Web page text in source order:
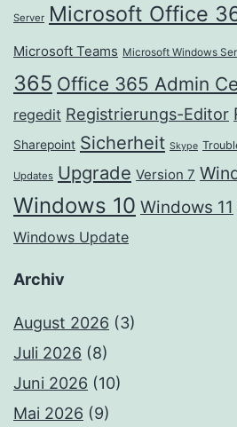
Server Microsoft Office
Microsoft Teams Microsoft Windows
365 Office 365 Admin
regedit Registrierungs-Editor
Sharepoint Sicherheit Skype
Updates Upgrade Version 7
Windows 10 Windows 11
Windows Update
Archiv
August 2026 (3)
Juli 2026 (8)
Juni 2026 (10)
Mai 2026 (9)